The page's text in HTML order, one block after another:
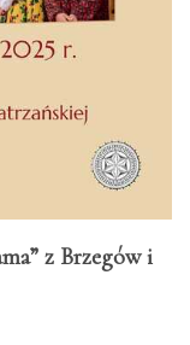
z Brzegów i